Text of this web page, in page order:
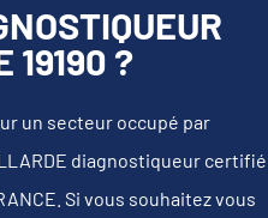
19190 ?
un secteur occupé par
diagnostiqueur certifié
Si vous souhaitez vous